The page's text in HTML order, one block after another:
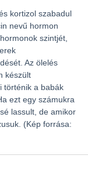
kortizol szabadul
nevű hormon
szintjét,
Az ölelés
készült
történik a babák
ezt egy számukra
lassult, de amikor
(Kép forrása: